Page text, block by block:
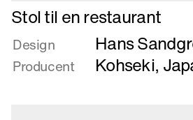
Læs
mere
om
Stol
til
Stol til en restaurant
Design Hans
Producent Kohseki,